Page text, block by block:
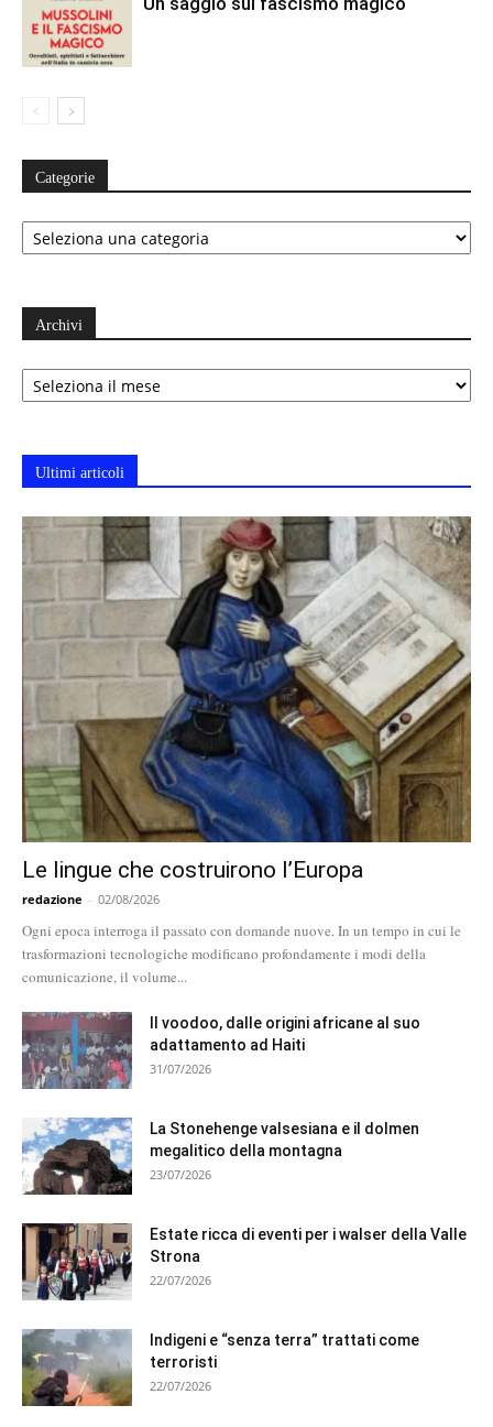
Categorie
Categorie
Archivi
Archivi
Ultimi articoli
Le lingue che costruirono l’Europa
redazione - 02/08/2026
Ogni epoca interroga il passato con domande nuove. In un tempo in cui le
trasformazioni tecnologiche modificano profondamente i modi della
comunicazione, il volume...
Il voodoo, dalle origini africane al suo
adattamento ad Haiti
31/07/2026
La Stonehenge valsesiana e il dolmen
megalitico della montagna
23/07/2026
Estate ricca di eventi per i walser della Valle
Strona
22/07/2026
Indigeni e “senza terra” trattati come
terroristi
22/07/2026